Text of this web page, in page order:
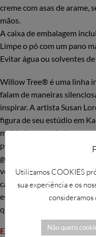
creme com asas de arame,
mãos.
A caixa de embalagem
Limpe o pó com um pano
Evitar água ou solventes
Willow Tree® é uma linha
falam de maneiras
inspirar. A artista Susan
figura de seu estúdio em
moldadas a partir de suas
pintadas à mão. A
gestos … uma inclinação da
volta do corpo. A
características faciais
estas peças sejam
quem as recebe.
Esgotado
Utilizamos COOKIES
sua experiência e os
consideramos
Não quero